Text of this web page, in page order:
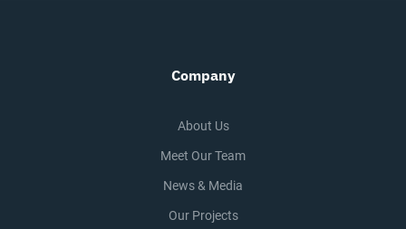
Company
About Us
Meet Our Team
News & Media
Our Projects